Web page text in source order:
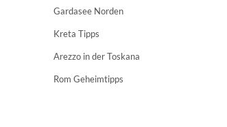
Gardasee Norden
Kreta Tipps
Arezzo in der Toskana
Rom Geheimtipps